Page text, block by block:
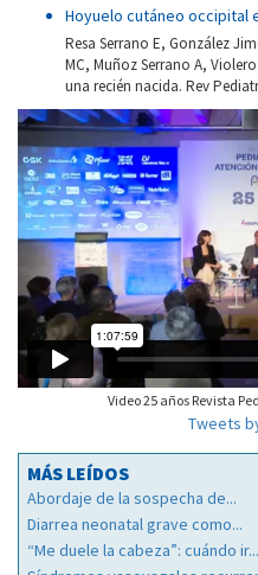
Hoyuelo cutáneo occipital
Resa Serrano E, González
MC, Muñoz Serrano A,
una recién nacida. Rev
Video 25 años Revista
Tweets
MÁS LEÍDOS
Abordaje de la sospecha de...
Diarrea neonatal grave como...
“Me duele la cabeza”: cuándo ir...